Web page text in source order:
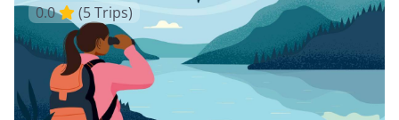
0.0 (5 Trips)